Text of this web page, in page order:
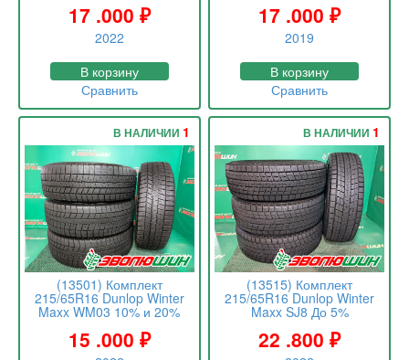
17 .000 ₽
2022
В корзину
Сравнить
17 .000₽
2019
В корзину
Сравнить
(13501) Комплект
215/65R16 Dunlop Winter
Maxx WM03 10% и 20%
15 .000 ₽
В НАЛИЧИИ 1
(13515) Комплект
215/65R16 Dunlop Winter
Maxx SJ8 До 5%
22 .800₽
В НАЛИЧИИ 1